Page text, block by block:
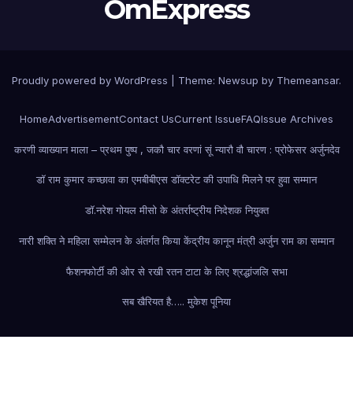
OmExpress
Proudly powered by WordPress Theme: Newsup by Themeansar.
HomeAdvertisementContact UsCurrent IssueFAQIssue Archives
करणी व्याख्यान माला – प्रथम पुष्प , जकौ चार वरणां सूं न्यारौ वौ चारण : प्रोफेसर अर्जुनदेव
डॉ राम कुमार कच्छावा का एमबीबीएस डॉक्टरेट की उपाधि मिलने पर हुवा सम्मान
डॉ.नरेश गोयल मीसो के अंतर्राष्ट्रीय निदेशक नियुक्त
नारी शक्ति ने महिला सम्मेलन के अंतर्गत किया केंद्रीय कानून मंत्री अर्जुन राम का सम्मान
फैशनफोर्टी की ओर से रखी रतन टाटा के लिए श्रद्धांजलि सभा
सब खैरियत है….. मुकेश पूनिया